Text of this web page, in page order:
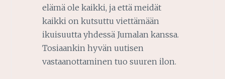
elämä ole kaikki, ja että meidät
kaikki on kutsuttu viettämään
ikuisuutta yhdessä Jumalan kanssa.
Tosiaankin hyvän uutisen
vastaanottaminen tuo suuren ilon.